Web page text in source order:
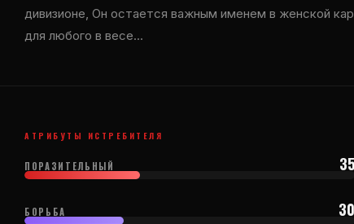
дивизионе, Он остается важным именем в женской
для любого в весе...
АТРИБУТЫ ИСТРЕБИТЕЛЯ
ПОРАЗИТЕЛЬНЫЙ 35
БОРЬБА 30